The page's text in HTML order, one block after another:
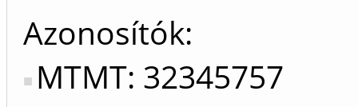
Azonosítók
MTMT: 32345757